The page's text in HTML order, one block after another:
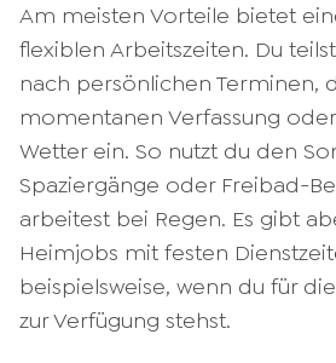
Am meisten Vorteile bietet
flexiblen Arbeitszeiten. Du
nach persönlichen Terminen,
momentanen Verfassung
Wetter ein. So nutzt du den
Spaziergänge oder Freibad-
arbeitest bei Regen. Es gibt
Heimjobs mit festen
beispielsweise, wenn du für
zur Verfügung stehst.